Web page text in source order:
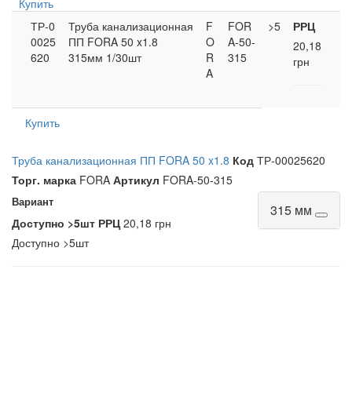
Купить
ТР-0
0025
620
Труба канализационная
ПП FORA 50 x1.8
315мм 1/30шт
F
O
R
A
FOR
A-50-
315
>5
РРЦ
20,18
грн
Купить
Труба канализационная ПП FORA 50 x1.8 Код ТР-00025620
Торг. марка FORA Артикул FORA-50-315
Вариант 315 мм
Доступно >5шт РРЦ20,18 грн
Доступно >5шт